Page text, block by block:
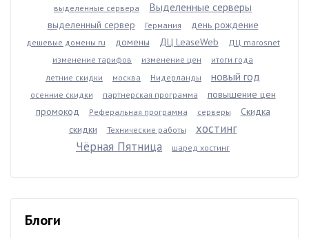
выделенные сервера
Выделенные серверы
выделенный сервер Германия день рождение
дешевые домены ru домены ДЦ LeaseWeb
ДЦ marosnet
изменение тарифов
изменение цен
итоги года
летние скидки
москва Нидерланды новый год
осенние скидки партнерская программа
повышение цен
промокод
Реферальная программа серверы
Скидка
скидки
Технические работы
хостинг
Чёрная Пятница
шаред хостинг
Блоги